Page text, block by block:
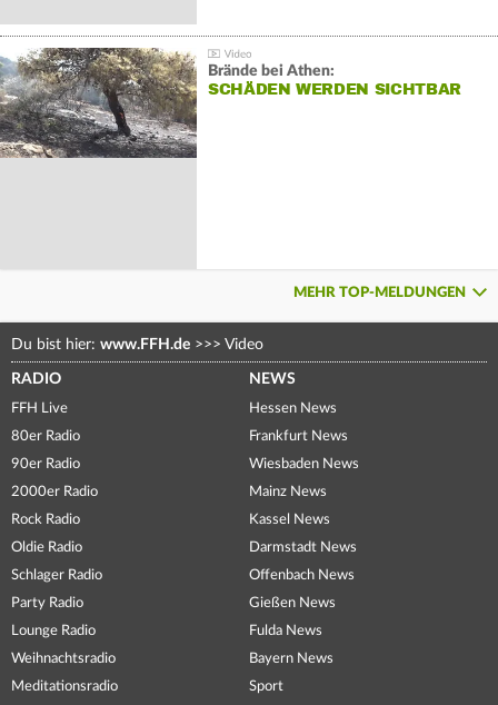
Brände bei Athen:
SCHÄDEN WERDEN SICHTBAR
MEHR TOP-MELDUNGEN
Du bist hier: www.FFH.de >>> Video
RADIO
FFH Live
80er Radio
90er Radio
2000er Radio
Rock Radio
Oldie Radio
Schlager Radio
Party Radio
Lounge Radio
Weihnachtsradio
Meditationsradio
NEWS
Hessen News
Frankfurt News
Wiesbaden News
Mainz News
Kassel News
Darmstadt News
Offenbach News
Gießen News
Fulda News
Bayern News
Sport